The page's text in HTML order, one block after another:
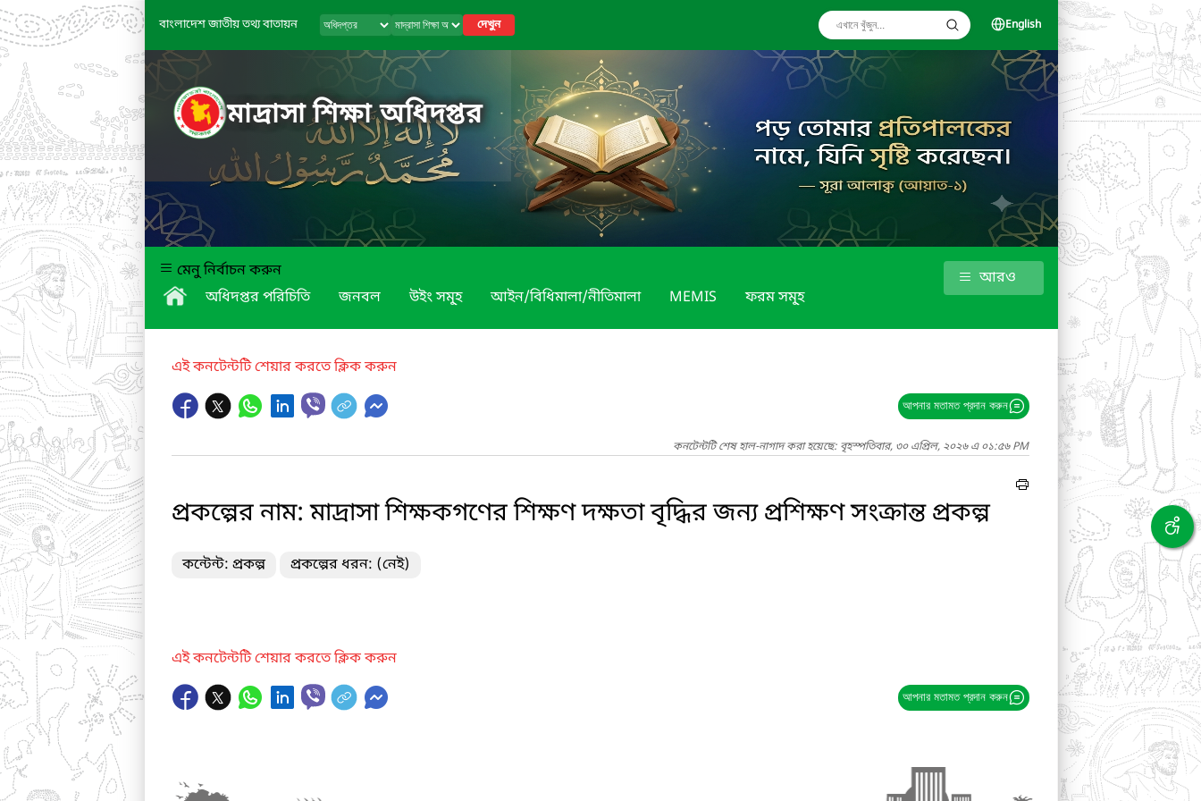
বাংলাদেশ জাতীয় তথ্য বাতায়ন দেখুন English
মাদ্রাসা শিক্ষা অধিদপ্তর
মেনু নির্বাচন করুন
অধিদপ্তর পরিচিতি
জনবল উইং সমূ্হ আইন/বিধিমালা/নীতিমালা MEMIS ফরম সমূ্হ
আরও
এই কনটেন্টটি শেয়ার করতে ক্লিক করুন
আপনার মতামত প্রদান করুন
কনটেন্টটি শেষ হাল-নাগাদ করা হয়েছে: বৃহস্পতিবার, ৩০ এপ্রিল, ২০২৬ এ ০১:৫৬ PM
প্রকল্পের নাম: মাদ্রাসা শিক্ষকগণের শিক্ষণ দক্ষতা বৃদ্ধির জন্য প্রশিক্ষণ সংক্রান্ত প্রকল্প
কন্টেন্ট: প্রকল্প প্রকল্পের ধরন: (নেই)
এই কনটেন্টটি শেয়ার করতে ক্লিক করুন
আপনার মতামত প্রদান করুন